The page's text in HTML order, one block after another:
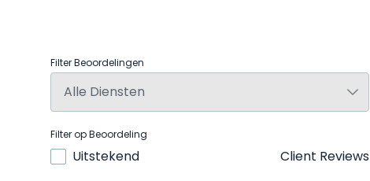
Filter Beoordelingen
Filter op Beoordeling
Uitstekend
Client Reviews